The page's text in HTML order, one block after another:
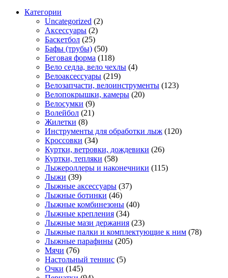
Категории
Uncategorized (2)
Аксессуары (2)
Баскетбол (25)
Бафы (трубы) (50)
Беговая форма (118)
Вело седла, вело чехлы (4)
Велоаксессуары (219)
Велозапчасти, велоинструменты (123)
Велопокрышки, камеры (20)
Велосумки (9)
Волейбол (21)
Жилетки (8)
Инструменты для обработки лыж (120)
Кроссовки (34)
Куртки, ветровки, дождевики (26)
Куртки, тепляки (58)
Лыжероллеры и наконечники (115)
Лыжи (39)
Лыжные аксессуары (37)
Лыжные ботинки (46)
Лыжные комбинезоны (40)
Лыжные крепления (34)
Лыжные мази держания (23)
Лыжные палки и комплектующие к ним (78)
Лыжные парафины (205)
Мячи (76)
Настольный теннис (5)
Очки (145)